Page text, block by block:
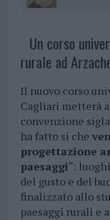
Un corso
rurale ad
Il nuovo corso
Cagliari metterà
convenzione
ha fatto si che
progettazione
paesaggi“:
del gusto e del
finalizzato allo
paesaggi rurali e